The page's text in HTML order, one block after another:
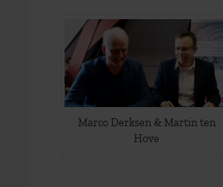
Marco Derksen & Martin ten
Hove